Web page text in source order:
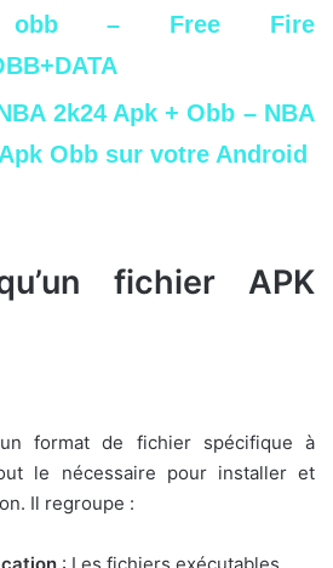
– Free Fire
2k24 Apk + Obb – NBA
Obb sur votre Android
fichier APK
format de fichier spécifique à
le nécessaire pour installer et
Il regroupe :